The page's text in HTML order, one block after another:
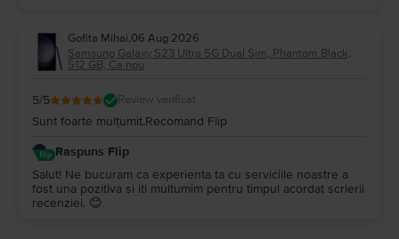
Gofita Mihai,06 Aug 2026
Samsung Galaxy S23 Ultra 5G Dual Sim, Phantom Black,
512 GB, Ca nou
5/5 Review verificat
Sunt foarte mulțumit.Recomand Flip
Raspuns Flip
Salut! Ne bucuram ca experienta ta cu serviciile noastre a
fost una pozitiva si iti multumim pentru timpul acordat scrierii
recenziei. 😊